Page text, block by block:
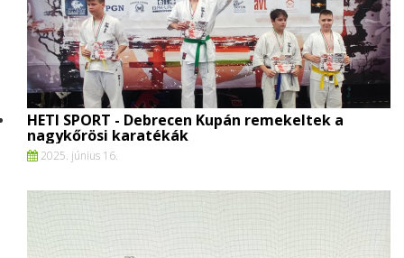
HETI SPORT - Debrecen Kupán remekeltek a
nagykőrösi karatékák
2025. június 16.